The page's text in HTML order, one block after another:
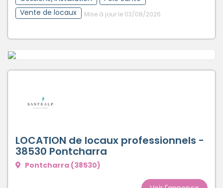
Vente de locaux
Mise à jour le 03/08/2026
LOCATION de locaux professionnels -
38530 Pontcharra
Pontcharra (38530)